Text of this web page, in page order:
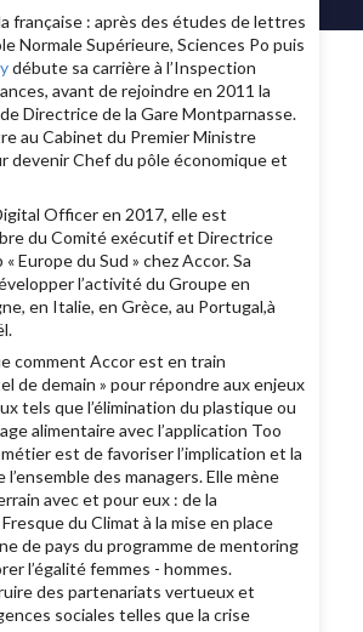
française : après des études de lettres
Normale Supérieure, Sciences Po puis
débute sa carrière à l’Inspection
avant de rejoindre en 2011 la
Directrice de la Gare Montparnasse.
au Cabinet du Premier Ministre
devenir Chef du pôle économique et
Officer en 2017, elle est
du Comité exécutif et Directrice
Europe du Sud » chez Accor. Sa
l’activité du Groupe en
en Italie, en Grèce, au Portugal,à
comment Accor est en train
de demain » pour répondre aux enjeux
tels que l’élimination du plastique ou
alimentaire avec l’application Too
est de favoriser l’implication et la
des managers. Elle mène
avec et pour eux : de la
du Climat à la mise en place
de pays du programme de mentoring
l’égalité femmes - hommes.
des partenariats vertueux et
sociales telles que la crise